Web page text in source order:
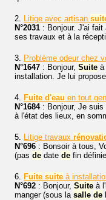
2. Litige avec artisan
N°2031 : Bonjour. J'ai fait
ses travaux et à la
3. Problème odeur chez
N°1647 : Bonjour, Suite à
installation. Je lui
4. Fuite d'eau en tout
N°1684: Bonjour, Je suis
à l'état des lieux, en
5. Litige travaux
N°696 : Bonsoir à tous,
(pas de date de fin
6. Fuite suite à
N°692 : Bonjour, Suite à
manger (sous la salle de